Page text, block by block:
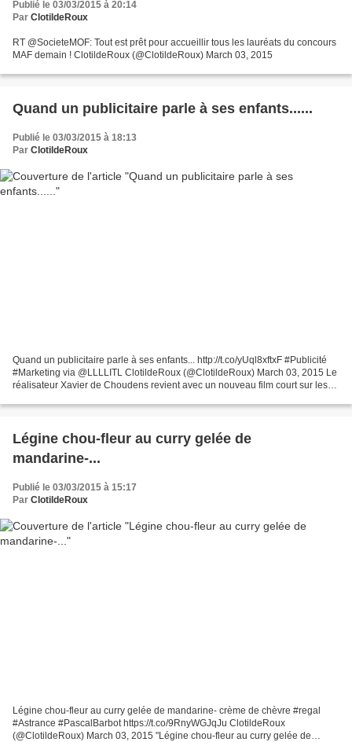
Publié le 03/03/2015 à 20:14
Par ClotildeRoux
RT @SocieteMOF: Tout est prêt pour accueillir tous les lauréats du concours
MAF demain ! ClotildeRoux (@ClotildeRoux) March 03, 2015
Quand un publicitaire parle à ses enfants......
Publié le 03/03/2015 à 18:13
Par ClotildeRoux
Quand un publicitaire parle à ses enfants... http://t.co/yUql8xftxF #Publicité
#Marketing via @LLLLITL ClotildeRoux (@ClotildeRoux) March 03, 2015 Le
réalisateur Xavier de Choudens revient avec un nouveau film court sur les
Légine chou-fleur au curry gelée de
mandarine-...
Publié le 03/03/2015 à 15:17
Par ClotildeRoux
Légine chou-fleur au curry gelée de mandarine- crème de chèvre #regal
#Astrance #PascalBarbot https://t.co/9RnyWGJqJu ClotildeRoux
(@ClotildeRoux) March 03, 2015 "Légine chou-fleur au curry gelée de